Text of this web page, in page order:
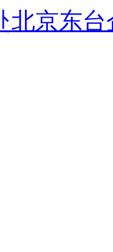
北京东